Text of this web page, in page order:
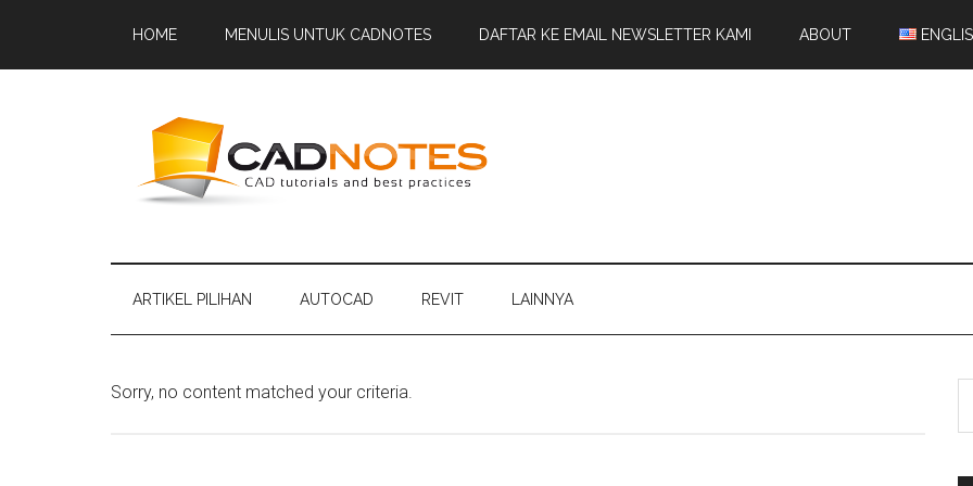
HOME MENULIS UNTUK CADNOTES DAFTAR KE EMAIL NEWSLETTER KAMI ABOUT
ARTIKEL PILIHAN AUTOCAD REVIT LAINNYA
Sorry, no content matched your criteria.